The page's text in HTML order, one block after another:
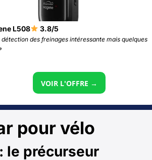
L508 3.8/5
détection des freinages intéressante mais quelques
VOIR L'OFFRE →
pour vélo
le précurseur